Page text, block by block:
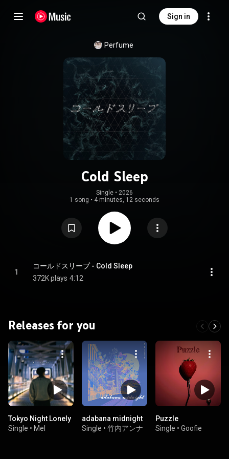
Sign in
Perfume
Cold Sleep
Single • 2026
1 song • 4 minutes, 12 seconds
1
コールドスリープ - Cold Sleep
372K plays 4:12
Releases for you
Tokyo Night Lonely
Single • Mel
adabana midnight
Single • 竹内アンナ
Puzzle
Single • Goofie